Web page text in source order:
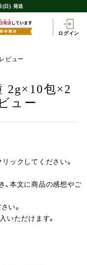
(日) 発送
ログイン
ビュー
2g×10包×2
ュー
ックしてください。
、本文に商品の感想やご
い。
いただけます。